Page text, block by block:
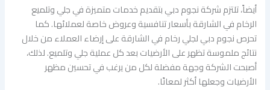
أيضاً، تلتزم شركة نجوم دبي بتقديم خدمات متميزة في جلي وتلميع
الرخام في الشارقة بأسعار تنافسية وعروض خاصة لعملائها. كما
تحرص نجوم دبي لجلي رخام في الشارقة على إرضاء العملاء من خلال
نتائج ملموسة تظهر على الأرضيات بعد كل عملية جلي وتلميع. لذلك،
أصبحت الشركة وجهة مفضلة لكل من يرغب في تحسين مظهر
الأرضيات وجعلها أكثر لمعانًا.